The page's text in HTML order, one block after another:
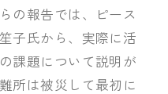
の報告では、ピース
子氏から、実際に活
課題について説明が
所は被災して最初に